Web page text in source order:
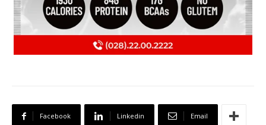
Facebook Linkedin Email